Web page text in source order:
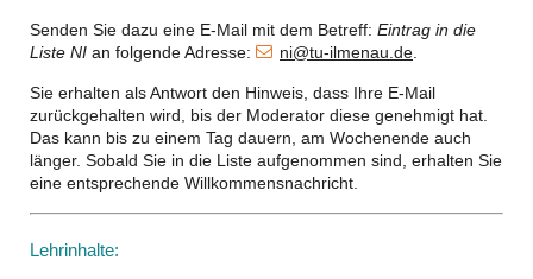
Senden Sie dazu eine E-Mail mit dem Betreff: Eintrag in die
Liste NI an folgende Adresse: ni@tu-ilmenau.de
Sie erhalten als Antwort den Hinweis, dass Ihre E-Mail
zurückgehalten wird, bis der Moderator diese genehmigt hat.
Das kann bis zu einem Tag dauern, am Wochenende auch
länger. Sobald Sie in die Liste aufgenommen sind, erhalten Sie
eine entsprechende Willkommensnachricht.
Lehrinhalte: